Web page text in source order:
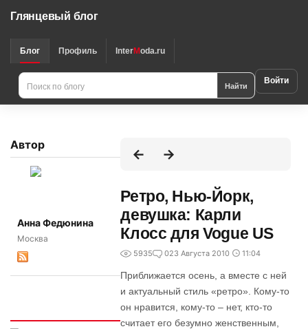
Глянцевый блог
Блог Профиль InterModa.ru
Найти Войти
Автор
Анна Федюнина
Москва
Ретро, Нью-Йорк,
девушка: Карли
Клосс для Vogue US
5935 023 Августа 2010 11:04
Приближается осень, а вместе с ней
и актуальный стиль «ретро». Кому-то
он нравится, кому-то – нет, кто-то
считает его безумно женственным,